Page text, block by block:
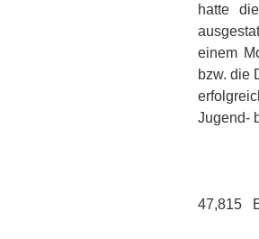
hatte
einem
bzw. die
Jugend-
47,815